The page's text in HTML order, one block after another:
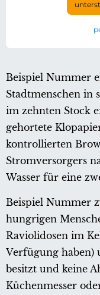
Beispiel Nummer
Stadtmenschen in
im zehnten Stock
gehortete
kontrollierten
Stromversorgers
Wasser für eine
Beispiel Nummer
hungrigen
Raviolidosen im
Verfügung haben)
besitzt und keine
Küchenmesser